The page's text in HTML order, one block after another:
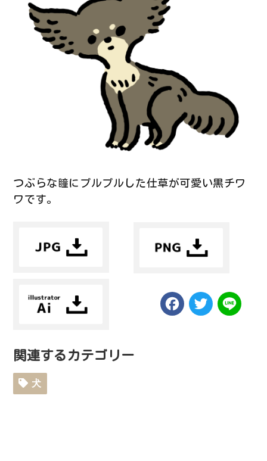
つぶらな瞳にプルプルした仕草が可愛い黒チワ
ワです。
Facebook
関連するカテゴリー
犬